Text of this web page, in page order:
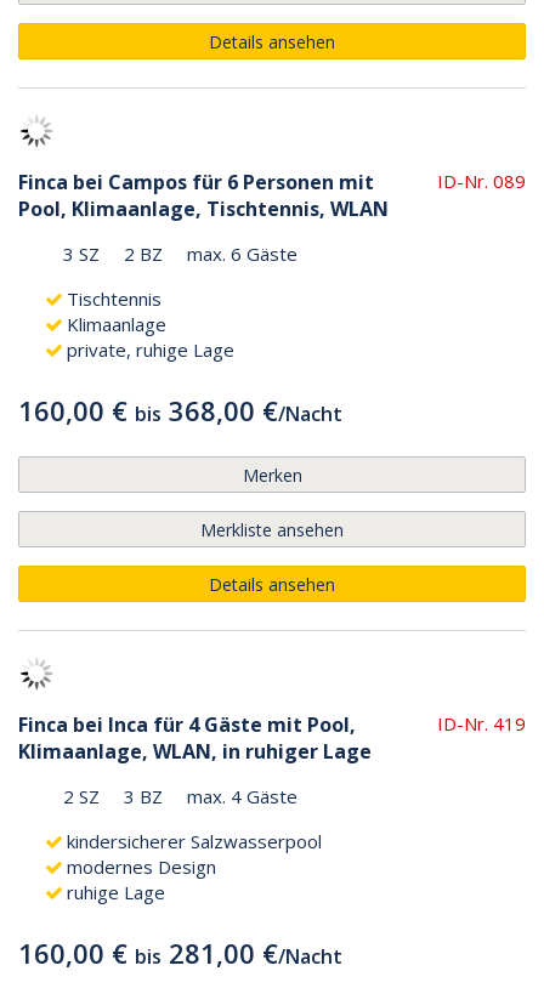
Details ansehen
Finca bei Campos für 6 Personen mit
Pool, Klimaanlage, Tischtennis, WLAN
ID-Nr. 089
3 SZ 2 BZ
max. 6 Gäste
Tischtennis
Klimaanlage
private, ruhige Lage
160,00 € bis 368,00 €/Nacht
Merken
Merkliste ansehen
Details ansehen
Finca bei Inca für 4 Gäste mit Pool,
Klimaanlage, WLAN, in ruhiger Lage
ID-Nr. 419
2 SZ 3 BZ
max. 4 Gäste
kindersicherer Salzwasserpool
modernes Design
ruhige Lage
160,00 € bis 281,00 €/Nacht